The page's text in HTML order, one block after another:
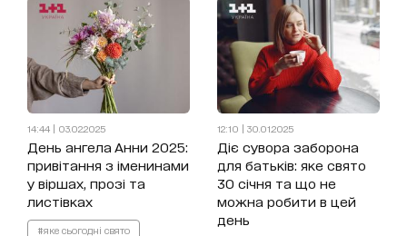
14:44 | 03.02.2025
День ангела Анни 2025:
привітання з іменинами
у віршах, прозі та
листівках
#яке сьогодні свято
12:10 | 30.01.2025
Діє сувора заборона
для батьків: яке свято
30 січня та що не
можна робити в цей
день